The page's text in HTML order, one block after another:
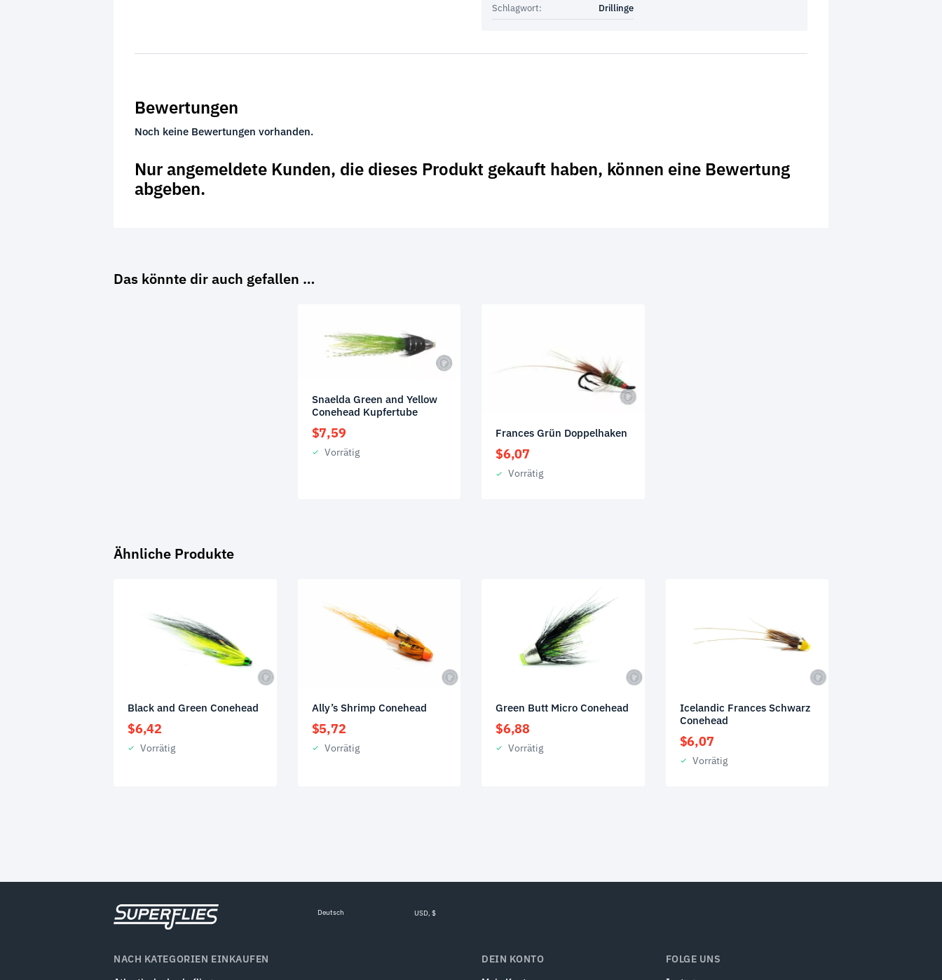
Schlagwort:
Drillinge
Bewertungen
Noch keine Bewertungen vorhanden.
Nur angemeldete Kunden, die dieses Produkt gekauft haben, können eine Bewertung
abgeben.
Das könnte dir auch gefallen …
Snaelda Green and Yellow
Conehead Kupfertube
$7,59
Vorrätig
Frances Grün Doppelhaken
$6,07
Vorrätig
Ähnliche Produkte
Black and Green Conehead
$6,42
Vorrätig
Ally’s Shrimp Conehead
$5,72
Vorrätig
Green Butt Micro Conehead
$6,88
Vorrätig
Icelandic Frances Schwarz
Conehead
$6,07
Vorrätig
Deutsch USD, $
NACH KATEGORIEN EINKAUFEN
DEIN KONTO
FOLGE UNS